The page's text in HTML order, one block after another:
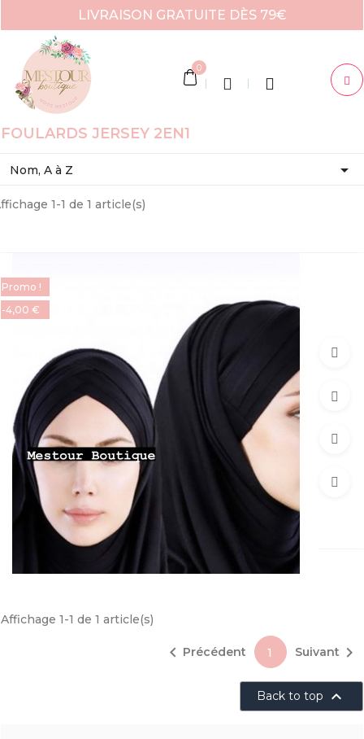
LIVRAISON GRATUITE DÈS 79€
0
FOULARDS JERSEY 2EN1
Nom, A à Z 
1-1 de 1 article(s)
Promo !
-4,00 €
Affichage 1-1 de 1 article(s)
 Précédent 1 Suivant 
Back to top 